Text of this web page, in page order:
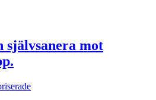
självsanera mot